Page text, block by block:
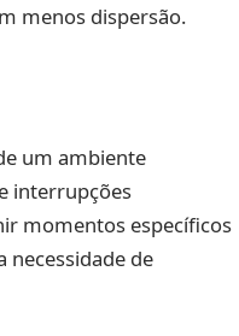
menos dispersão.
um ambiente
interrupções
momentos específicos
necessidade de